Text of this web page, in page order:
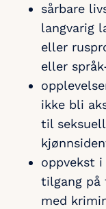
sårbare
langvarig
eller
eller
ikke bli
til
oppvekst
tilgang
med